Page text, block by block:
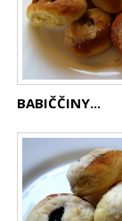
BABIČČINY...